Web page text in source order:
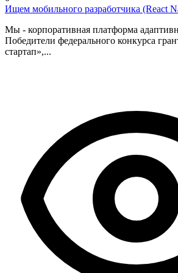
Ищем мобильного разработчика (React
Мы - корпоративная платформа
Победители федерального конкурса
стартап»,...